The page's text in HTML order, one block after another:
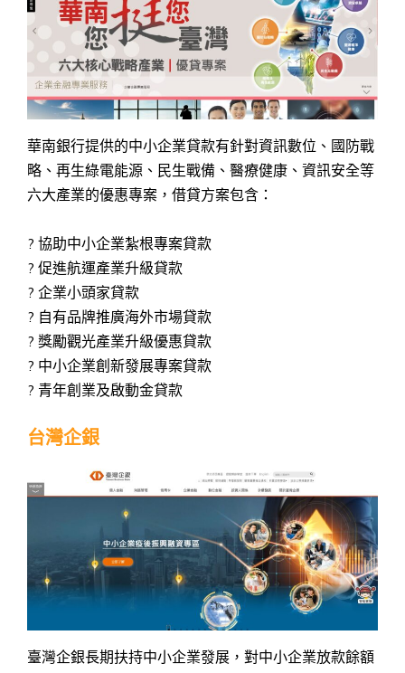
華南銀行提供的中小企業貸款有針對資訊數位、國防戰
略、再生綠電能源、民生戰備、醫療健康、資訊安全等
六大產業的優惠專案，借貸方案包含：
? 協助中小企業紮根專案貸款
? 促進航運產業升級貸款
? 企業小頭家貸款
? 自有品牌推廣海外市場貸款
? 獎勵觀光產業升級優惠貸款
? 中小企業創新發展專案貸款
? 青年創業及啟動金貸款
台灣企銀
臺灣企銀長期扶持中小企業發展，對中小企業放款餘額